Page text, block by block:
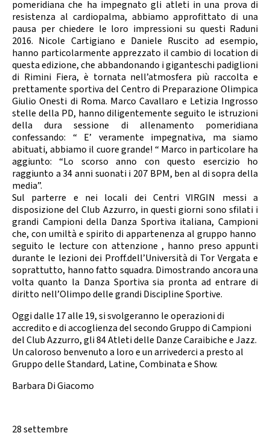
pomeridiana che ha impegnato gli atleti in una prova di
resistenza al cardiopalma, abbiamo approfittato di una
pausa per chiedere le loro impressioni su questi Raduni
2016. Nicole Cartigiano e Daniele Ruscito ad esempio,
hanno particolarmente apprezzato il cambio di location di
questa edizione, che abbandonando i giganteschi padiglioni
di Rimini Fiera, è tornata nell’atmosfera più raccolta e
prettamente sportiva del Centro di Preparazione Olimpica
Giulio Onesti di Roma. Marco Cavallaro e Letizia Ingrosso
stelle della PD, hanno diligentemente seguito le istruzioni
della dura sessione di allenamento pomeridiana
confessando: “ E’ veramente impegnativa, ma siamo
abituati, abbiamo il cuore grande! “ Marco in particolare ha
aggiunto: “Lo scorso anno con questo esercizio ho
raggiunto a 34 anni suonati i 207 BPM, ben al di sopra della
media”.
Sul parterre e nei locali dei Centri VIRGIN messi a
disposizione del Club Azzurro, in questi giorni sono sfilati i
grandi Campioni della Danza Sportiva italiana, Campioni
che, con umiltà e spirito di appartenenza al gruppo hanno
seguito le lecture con attenzione , hanno preso appunti
durante le lezioni dei Proff.dell’Università di Tor Vergata e
soprattutto, hanno fatto squadra. Dimostrando ancora una
volta quanto la Danza Sportiva sia pronta ad entrare di
diritto nell’Olimpo delle grandi Discipline Sportive.
Oggi dalle 17 alle 19, si svolgeranno le operazioni di
accredito e di accoglienza del secondo Gruppo di Campioni
del Club Azzurro, gli 84 Atleti delle Danze Caraibiche e Jazz.
Un caloroso benvenuto a loro e un arrivederci a presto al
Gruppo delle Standard, Latine, Combinata e Show.
Barbara Di Giacomo
28 settembre